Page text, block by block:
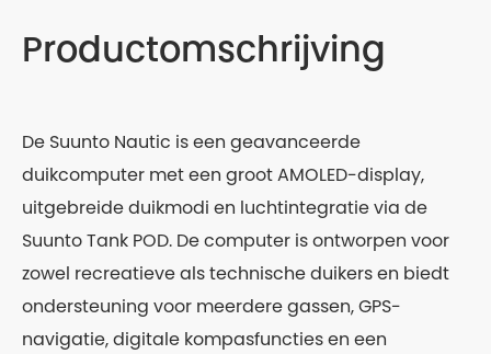
Productomschrijving
De Suunto Nautic is een geavanceerde
duikcomputer met een groot AMOLED-display,
uitgebreide duikmodi en luchtintegratie via de
Suunto Tank POD. De computer is ontworpen voor
zowel recreatieve als technische duikers en biedt
ondersteuning voor meerdere gassen, GPS-
navigatie, digitale kompasfuncties en een